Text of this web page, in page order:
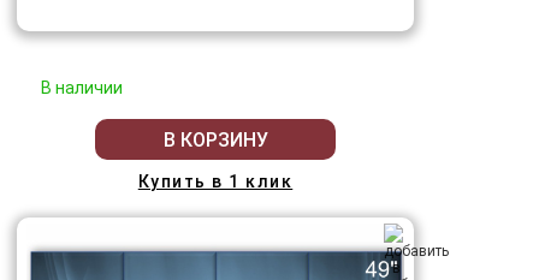
В наличии
В КОРЗИНУ
Купить в 1 клик